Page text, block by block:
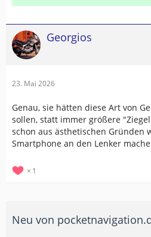
Georgios
23. Mai 2026
Genau, sie hätten diese Art von
sollen, statt immer größere
schon aus ästhetischen Gründen
Smartphone an den Lenker
1
Neu von